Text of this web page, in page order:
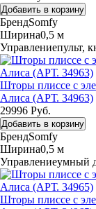
Добавить в корзину
БрендSomfy
Ширина0,5 м
Управлениепульт,
Шторы плиссе с
Алиса (АРТ. 34963)
29996 Руб.
Добавить в корзину
БрендSomfy
Ширина0,5 м
Управлениеумный
Шторы плиссе с